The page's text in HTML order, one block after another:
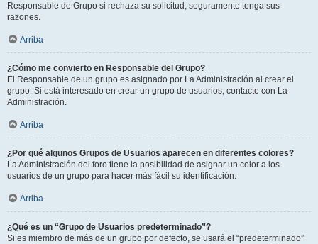
Responsable de Grupo si rechaza su solicitud; seguramente tenga sus
razones.
Arriba
¿Cómo me convierto en Responsable del Grupo?
El Responsable de un grupo es asignado por La Administración al crear el
grupo. Si está interesado en crear un grupo de usuarios, contacte con La
Administración.
Arriba
¿Por qué algunos Grupos de Usuarios aparecen en diferentes colores?
La Administración del foro tiene la posibilidad de asignar un color a los
usuarios de un grupo para hacer más fácil su identificación.
Arriba
¿Qué es un “Grupo de Usuarios predeterminado”?
Si es miembro de más de un grupo por defecto, se usará el “predeterminado”